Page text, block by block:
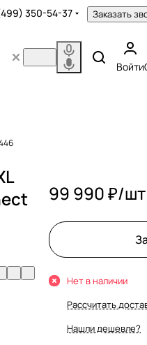
350-54-37 Заказать
Войти
99 990 ₽/шт
Нет в наличии
Рассчитать
Нашли дешевле?